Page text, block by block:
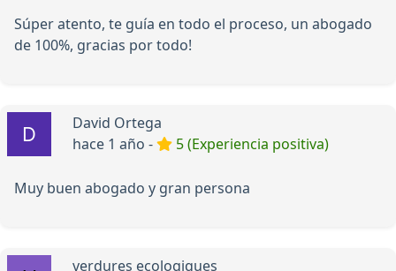
Súper atento, te guía en todo el proceso, un abogado
de 100%, gracias por todo!
David Ortega
hace 1 año -
5 (Experiencia positiva)
Muy buen abogado y gran persona
verdures ecologiques